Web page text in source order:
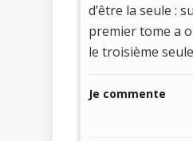
d’être la seule :
premier tome a
le troisième
Je commente